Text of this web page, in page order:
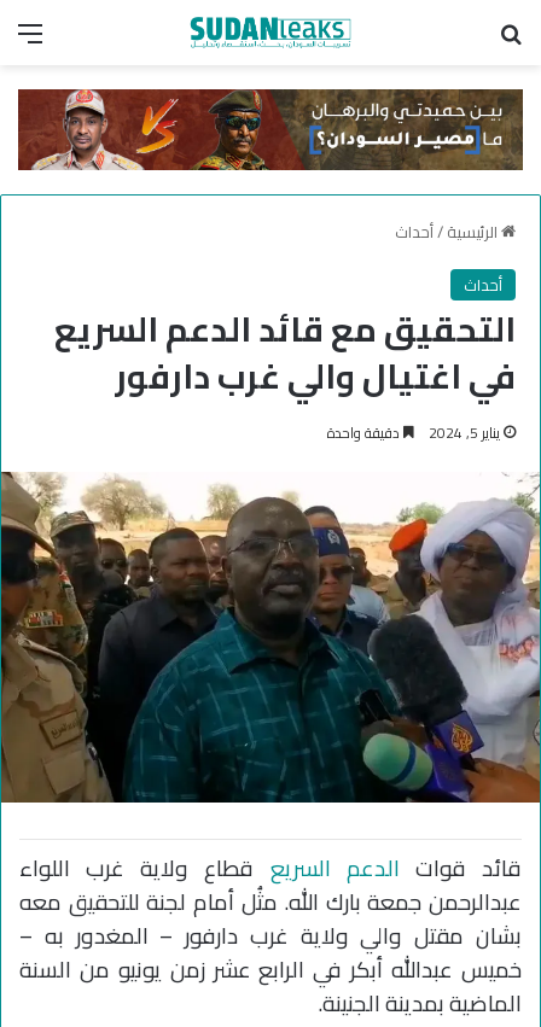
الرئيسية/أحداث
أحداث
التحقيق مع قائد الدعم السريع
في اغتيال والي غرب دارفور
يناير 5, 2024 دقيقة واحدة
قائد قوات الدعم السريع قطاع ولاية غرب اللواء
عبدالرحمن جمعة بارك الله. مثُل أمام لجنة للتحقيق معه
بشان مقتل والي ولاية غرب دارفور – المغدور به –
خميس عبدالله أبكر في الرابع عشر زمن يونيو من السنة
الماضية بمدينة الجنينة.